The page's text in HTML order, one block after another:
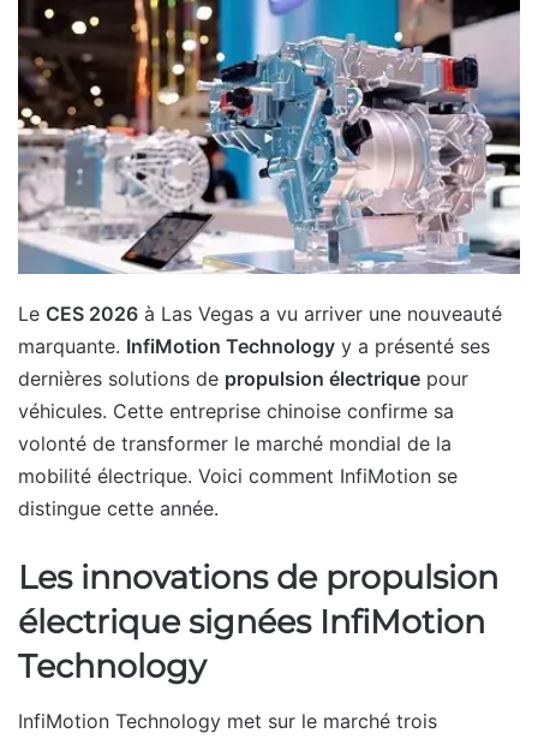
Le CES 2026 à Las Vegas a vu arriver une nouveauté
marquante. InfiMotion Technology y a présenté ses
dernières solutions de propulsion électrique pour
véhicules. Cette entreprise chinoise confirme sa
volonté de transformer le marché mondial de la
mobilité électrique. Voici comment InfiMotion se
distingue cette année.
Les innovations de propulsion
électrique signées InfiMotion
Technology
InfiMotion Technology met sur le marché trois